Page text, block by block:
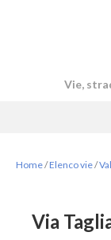
Vie,
Home/Elenco vie/
Via